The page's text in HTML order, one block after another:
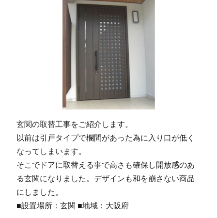
玄関の取替工事をご紹介します。
以前は引戸タイプで欄間があった為に入り口が低く
なってしまいます。
そこでドアに取替える事で高さも確保し開放感のあ
る玄関になりました。デザインも和を崩さない商品
にしました。
■設置場所：玄関 ■地域：大阪府